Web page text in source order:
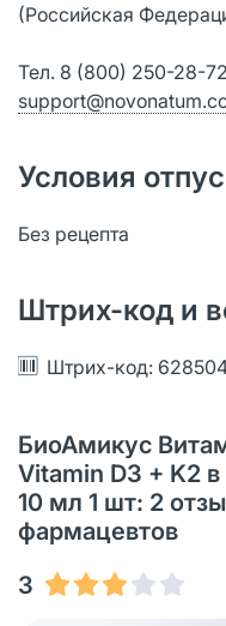
(Российская
Тел. 8 (800) 250-28-72
Условия
Без рецепта
Штрих-код и
Штрих-код:
БиоАмикус
Vitamin D3 + K2
10 мл 1 шт: 2
фармацевтов
3